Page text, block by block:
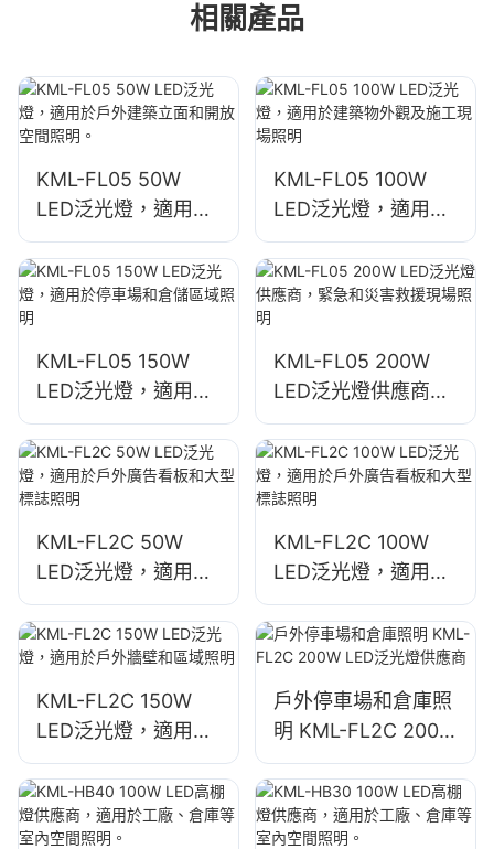
相關產品
KML-FL05 50W
LED泛光燈，適用於
戶外建築立面和開放
空間照明。
KML-FL05 100W
LED泛光燈，適用於
建築物外觀及施工現
場照明
KML-FL05 150W
LED泛光燈，適用於
停車場和倉儲區域照
明
KML-FL05 200W
LED泛光燈供應商，
緊急和災害救援現場
照明
KML-FL2C 50W
LED泛光燈，適用於
戶外廣告看板和大型
標誌照明
KML-FL2C 100W
LED泛光燈，適用於
戶外廣告看板和大型
標誌照明
KML-FL2C 150W
LED泛光燈，適用於
戶外牆壁和區域照明
戶外停車場和倉庫照
明 KML-FL2C 200W
LED泛光燈供應商